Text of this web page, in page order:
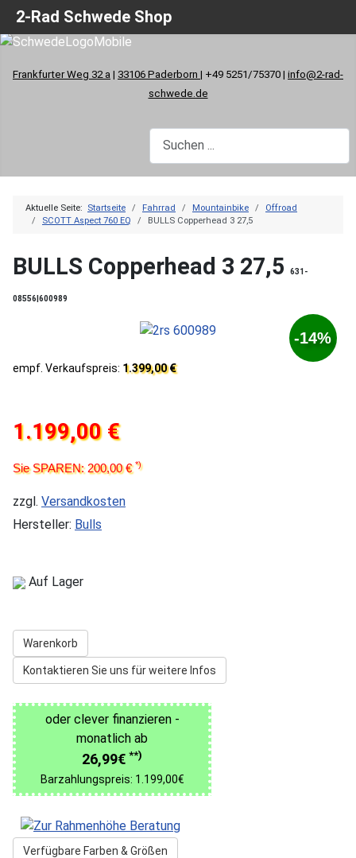
Frankfurter Weg 32 a | 33106 Paderborn | +49 5251/75370 | info@2-rad-
schwede.de
Aktuelle Seite: Startseite Fahrrad Mountainbike
Offroad
SCOTT Aspect 760 EQ
BULLS Copperhead 3 27,5
BULLS Copperhead 3 27,5 631-
08556|600989
-14%
empf. Verkaufspreis: 1.399,00 €
1.199,00 €
Sie SPAREN: 200,00 €*)
zzgl. Versandkosten
Hersteller: Bulls
Auf Lager
Warenkorb
Kontaktieren Sie uns für weitere Infos
oder clever finanzieren -
monatlich ab
26,99€ **)
Barzahlungspreis: 1.199,00€
Verfügbare Farben & Größen
2-Rad Schwede Shop